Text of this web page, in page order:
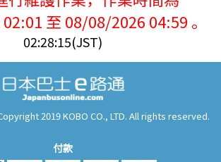
至 08/08/2026 04:59 。
02:28:15(JST)
2019 KOBO CO., LTD. All rights reserved.
付款